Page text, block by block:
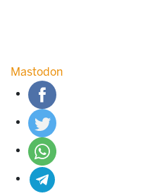
Mastodon